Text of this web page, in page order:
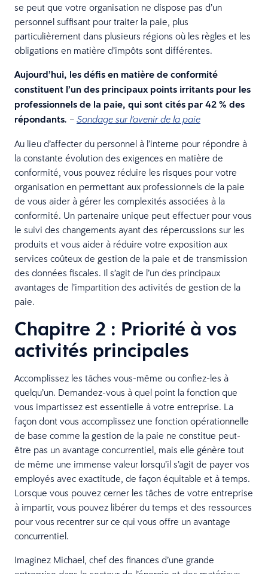
se peut que votre organisation ne dispose pas d’un
personnel suffisant pour traiter la paie, plus
particulièrement dans plusieurs régions où les règles et les
obligations en matière d’impôts sont différentes.
Aujourd’hui, les défis en matière de conformité
constituent l’un des principaux points irritants pour les
professionnels de la paie, qui sont cités par 42 % des
répondants. – Sondage sur l’avenir de la paie
Au lieu d’affecter du personnel à l’interne pour répondre à
la constante évolution des exigences en matière de
conformité, vous pouvez réduire les risques pour votre
organisation en permettant aux professionnels de la paie
de vous aider à gérer les complexités associées à la
conformité. Un partenaire unique peut effectuer pour vous
le suivi des changements ayant des répercussions sur les
produits et vous aider à réduire votre exposition aux
services coûteux de gestion de la paie et de transmission
des données fiscales. Il s’agit de l’un des principaux
avantages de l’impartition des activités de gestion de la
paie.
Chapitre 2 : Priorité à vos
activités principales
Accomplissez les tâches vous-même ou confiez-les à
quelqu’un. Demandez-vous à quel point la fonction que
vous impartissez est essentielle à votre entreprise. La
façon dont vous accomplissez une fonction opérationnelle
de base comme la gestion de la paie ne constitue peut-
être pas un avantage concurrentiel, mais elle génère tout
de même une immense valeur lorsqu’il s’agit de payer vos
employés avec exactitude, de façon équitable et à temps.
Lorsque vous pouvez cerner les tâches de votre entreprise
à impartir, vous pouvez libérer du temps et des ressources
pour vous recentrer sur ce qui vous offre un avantage
concurrentiel.
Imaginez Michael, chef des finances d’une grande